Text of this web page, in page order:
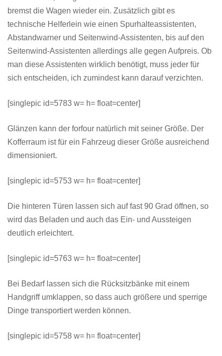
bremst die Wagen wieder ein. Zusätzlich gibt es
technische Helferlein wie einen Spurhalteassistenten,
Abstandwarner und Seitenwind-Assistenten, bis auf den
Seitenwind-Assistenten allerdings alle gegen Aufpreis. Ob
man diese Assistenten wirklich benötigt, muss jeder für
sich entscheiden, ich zumindest kann darauf verzichten.
[singlepic id=5783 w= h= float=center]
Glänzen kann der forfour natürlich mit seiner Größe. Der
Kofferraum ist für ein Fahrzeug dieser Größe ausreichend
dimensioniert.
[singlepic id=5753 w= h= float=center]
Die hinteren Türen lassen sich auf fast 90 Grad öffnen, so
wird das Beladen und auch das Ein- und Aussteigen
deutlich erleichtert.
[singlepic id=5763 w= h= float=center]
Bei Bedarf lassen sich die Rücksitzbänke mit einem
Handgriff umklappen, so dass auch größere und sperrige
Dinge transportiert werden können.
[singlepic id=5758 w= h= float=center]